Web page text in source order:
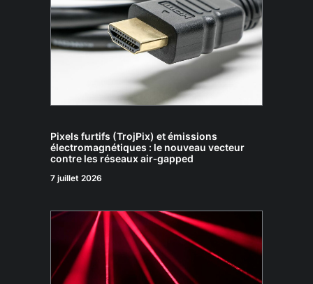
Pixels furtifs (TrojPix) et émissions
électromagnétiques : le nouveau vecteur
contre les réseaux air‑gapped
7 juillet 2026